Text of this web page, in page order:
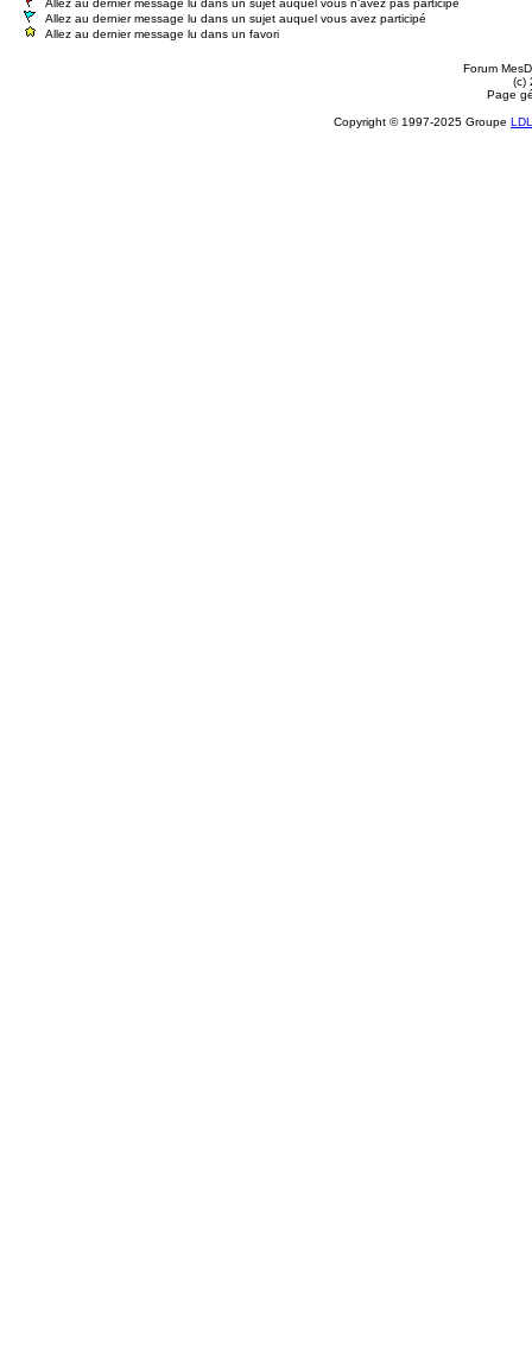
Allez au dernier message lu dans un sujet auquel vous n'avez pas participé
Allez au dernier message lu dans un sujet auquel vous avez participé
Allez au dernier message lu dans un favori
Forum
(c)
Page
Copyright © 1997-2025 Groupe